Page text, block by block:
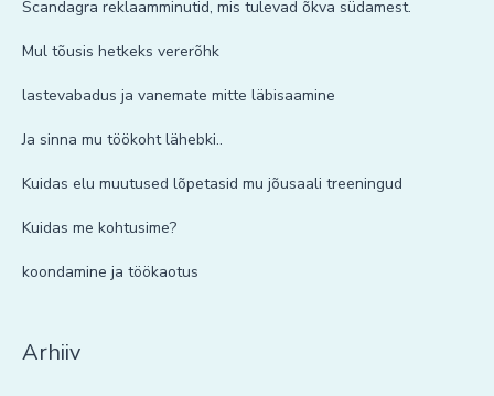
Scandagra reklaamminutid, mis tulevad õkva südamest.
Mul tõusis hetkeks vererõhk
lastevabadus ja vanemate mitte läbisaamine
Ja sinna mu töökoht lähebki..
Kuidas elu muutused lõpetasid mu jõusaali treeningud
Kuidas me kohtusime?
koondamine ja töökaotus
Arhiiv